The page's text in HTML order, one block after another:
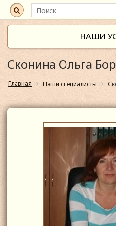
НАШИ
Сконина Ольга
Главная Наши специалисты